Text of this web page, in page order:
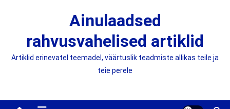
Ainulaadsed
rahvusvahelised artiklid
Artiklid erinevatel teemadel, väärtuslik teadmiste allikas teile ja
teie perele